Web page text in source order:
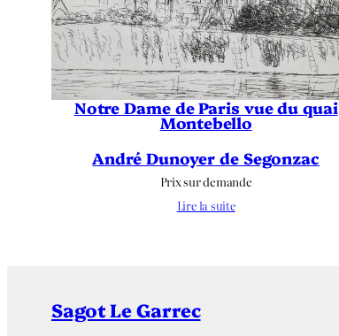
Notre Dame de Paris vue du quai
Montebello
André Dunoyer de Segonzac
Prix sur demande
Lire la suite
Sagot Le Garrec